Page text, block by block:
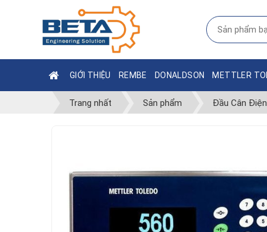
GIỚI THIỆU REMBE DONALDSON METTLER
Trang nhất Sản phẩm Đầu Cân